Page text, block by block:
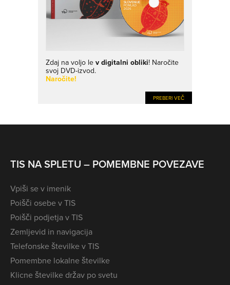
Zdaj na voljo le v digitalni obliki! Naročite
svoj DVD-izvod.
Naročite!
PREBERI VEČ
TIS NA SPLETU – POMEMBNE POVEZAVE
Vpiši se v imenik
Poišči osebe v TIS
Poišči podjetja v TIS
Zemljevid in navigacija
Telefonske številke v TIS
Pomembne lokalne številke
Klicne številke držav po svetu